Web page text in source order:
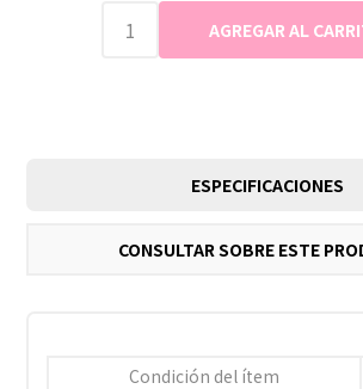
ESPECIFICACIONES
CONSULTAR SOBRE ESTE
Condición del ítem